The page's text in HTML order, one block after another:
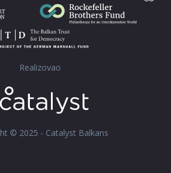
Realizovao
© 2025 - Catalyst Balkans